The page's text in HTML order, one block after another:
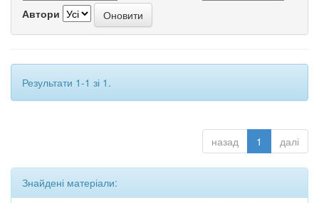
Автори
Результати 1-1 зі 1.
назад 1 далі
Знайдені матеріали: